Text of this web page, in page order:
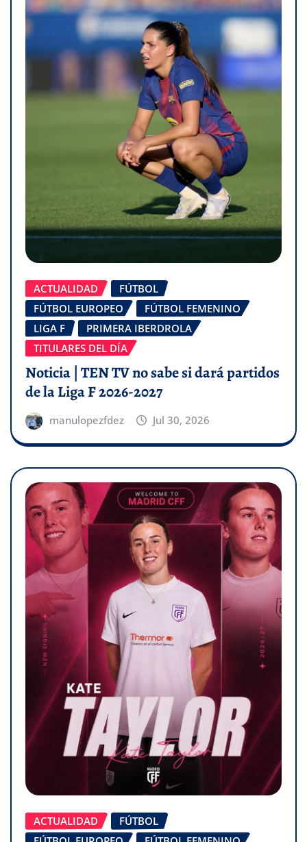
ACTUALIDAD
FÚTBOL
FÚTBOL EUROPEO
FÚTBOL FEMENINO
LIGA F
PRIMERA IBERDROLA
TITULARES DEL DÍA
Noticia | TEN TV no sabe si dará partidos
de la Liga F 2026-2027
manulopezfdez Jul 30, 2026
ACTUALIDAD
FÚTBOL